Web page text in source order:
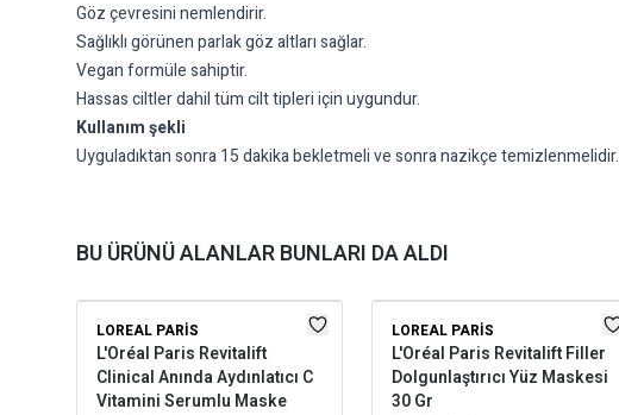
Göz çevresini nemlendirir.
Sağlıklı görünen parlak göz altları sağlar.
Vegan formüle sahiptir.
Hassas ciltler dahil tüm cilt tipleri için uygundur.
Kullanım şekli
Uyguladıktan sonra 15 dakika bekletmeli ve sonra nazikçe temizlenmelidir.
BU ÜRÜNÜ ALANLAR BUNLARI DA ALDI
LOREAL PARIS
L'Oréal Paris Revitalift
Clinical Anında Aydınlatıcı C
Vitamini Serumlu Maske
LOREAL PARIS
L'Oréal Paris Revitalift Filler
Dolgunlaştırıcı Yüz Maskesi
30 Gr